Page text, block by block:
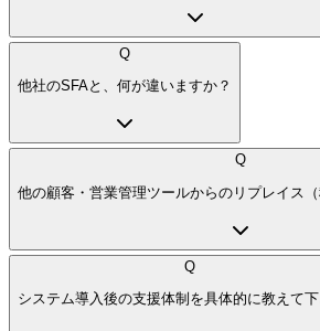
Q
他社のSFAと、何が違いますか？
Q
他の顧客・営業管理ツールからのリプレイス
Q
システム導入後の支援体制を具体的に教えて下